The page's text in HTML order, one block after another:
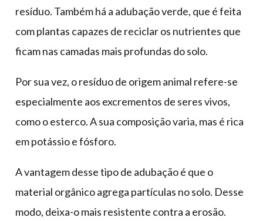
resíduo. Também há a adubação verde, que é feita
com plantas capazes de reciclar os nutrientes que
ficam nas camadas mais profundas do solo.
Por sua vez, o resíduo de origem animal refere-se
especialmente aos excrementos de seres vivos,
como o esterco. A sua composição varia, mas é rica
em potássio e fósforo.
A vantagem desse tipo de adubação é que o
material orgânico agrega partículas no solo. Desse
modo, deixa-o mais resistente contra a erosão.